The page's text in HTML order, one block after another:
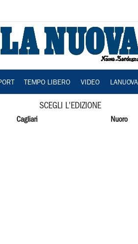
TEMPO LIBERO VIDEO
SCEGLI L'EDIZIONE
Cagliari Nuoro